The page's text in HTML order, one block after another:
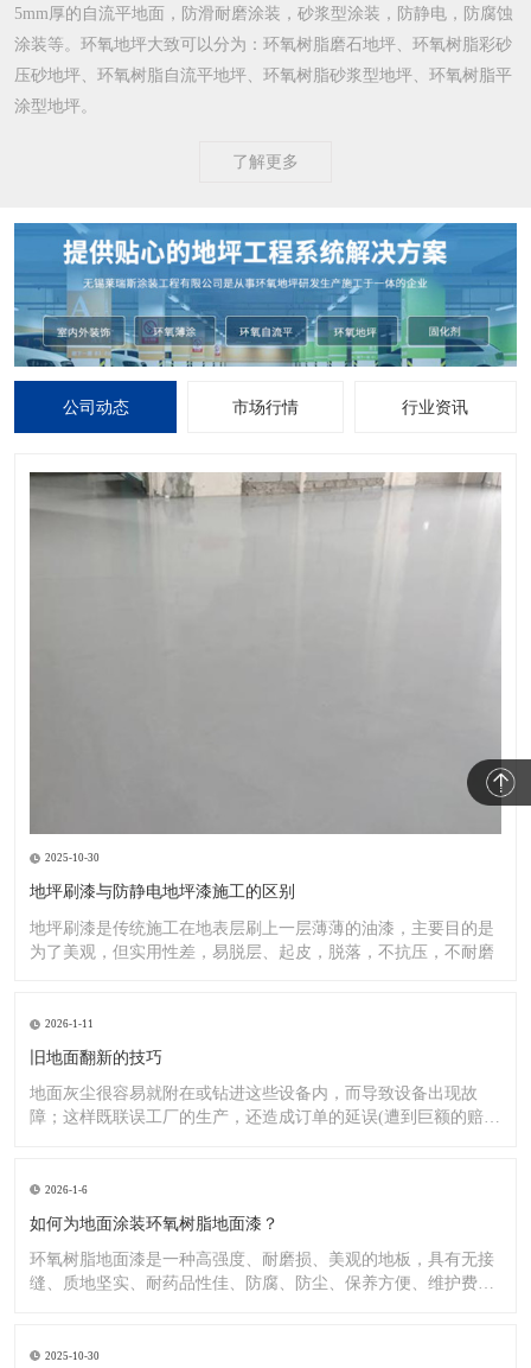
5mm厚的自流平地面，防滑耐磨涂装，砂浆型涂装，防静电，防腐蚀
涂装等。环氧地坪大致可以分为：环氧树脂磨石地坪、环氧树脂彩砂
压砂地坪、环氧树脂自流平地坪、环氧树脂砂浆型地坪、环氧树脂平
涂型地坪。
了解更多
公司动态 市场行情 行业资讯
2025-10-30
地坪刷漆与防静电地坪漆施工的区别
地坪刷漆是传统施工在地表层刷上一层薄薄的油漆，主要目的是
为了美观，但实用性差，易脱层、起皮，脱落，不抗压，不耐磨
2026-1-11
旧地面翻新的技巧
地面灰尘很容易就附在或钻进这些设备内，而导致设备出现故
障；这样既联误工厂的生产，还造成订单的延误(遭到巨额的赔
2026-1-6
如何为地面涂装环氧树脂地面漆？
环氧树脂地面漆是一种高强度、耐磨损、美观的地板，具有无接
缝、质地坚实、耐药品性佳、防腐、防尘、保养方便、维护费用
2025-10-30